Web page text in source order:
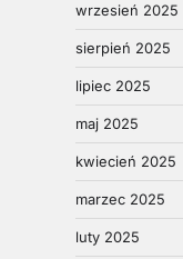
wrzesień 2025
sierpień 2025
lipiec 2025
maj 2025
kwiecień 2025
marzec 2025
luty 2025